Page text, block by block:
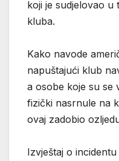
koji je sudjelovao u
kluba.
Kako navode
napuštajući klub
a osobe koje su se
fizički nasrnule na
ovaj zadobio
Izvještaj o